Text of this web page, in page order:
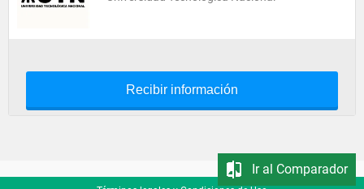
Recibir información
Ir al Comparador